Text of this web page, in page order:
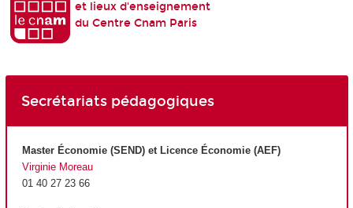
et lieux d'enseignement
du Centre Cnam Paris
Secrétariats pédagogiques
Master Économie (SEND) et Licence Économie (AEF)
Virginie Moreau
01 40 27 23 66